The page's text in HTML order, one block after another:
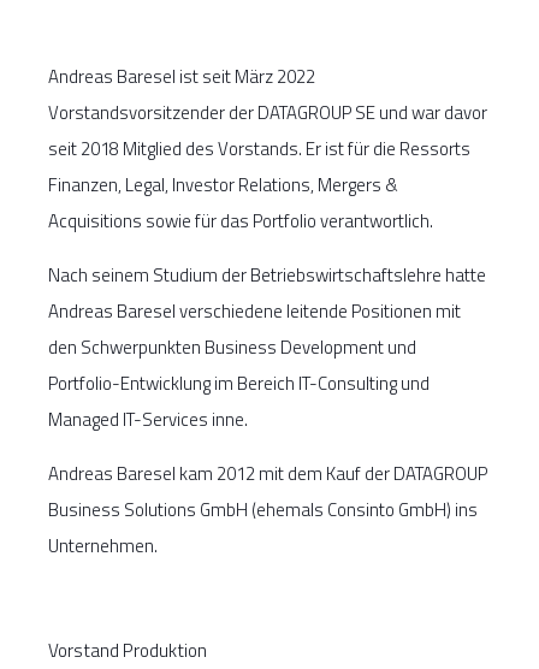
Andreas Baresel ist seit März 2022
Vorstandsvorsitzender der DATAGROUP SE und war davor
seit 2018 Mitglied des Vorstands. Er ist für die Ressorts
Finanzen, Legal, Investor Relations, Mergers &
Acquisitions sowie für das Portfolio verantwortlich.
Nach seinem Studium der Betriebswirtschaftslehre hatte
Andreas Baresel verschiedene leitende Positionen mit
den Schwerpunkten Business Development und
Portfolio-Entwicklung im Bereich IT-Consulting und
Managed IT-Services inne.
Andreas Baresel kam 2012 mit dem Kauf der DATAGROUP
Business Solutions GmbH (ehemals Consinto GmbH) ins
Unternehmen.
Vorstand Produktion